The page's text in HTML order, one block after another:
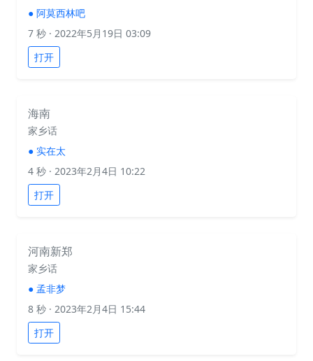
● 阿莫西林吧
7 秒 · 2022年5月19日 03:09
打开
海南
家乡话
● 实在太
4 秒 · 2023年2月4日 10:22
打开
河南新郑
家乡话
● 孟非梦
8 秒 · 2023年2月4日 15:44
打开